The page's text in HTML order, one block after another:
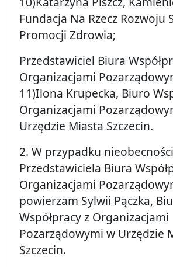
Fundacja Na Rzecz Rozwoju
Promocji Zdrowia;
Przedstawiciel Biura
Organizacjami
11)Ilona Krupecka, Biuro
Organizacjami
Urzędzie Miasta Szczecin.
2. W przypadku nieobecności
Przedstawiciela Biura
Organizacjami
powierzam Sylwii Pączka,
Współpracy z Organizacjami
Pozarządowymi w Urzędzie
Szczecin.